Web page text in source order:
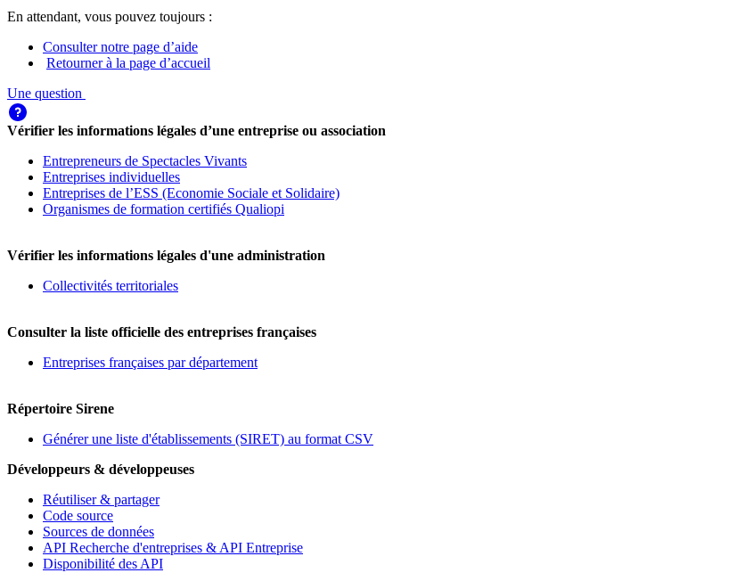
En attendant, vous pouvez toujours :
Consulter notre page d’aide
Retourner à la page d’accueil
Une question
Vérifier les informations légales d’une entreprise ou association
Entrepreneurs de Spectacles Vivants
Entreprises individuelles
Entreprises de l’ESS (Economie Sociale et Solidaire)
Organismes de formation certifiés Qualiopi
Vérifier les informations légales d'une administration
Collectivités territoriales
Consulter la liste officielle des entreprises françaises
Entreprises françaises par département
Répertoire Sirene
Générer une liste d'établissements (SIRET) au format CSV
Développeurs & développeuses
Réutiliser & partager
Code source
Sources de données
API Recherche d'entreprises & API Entreprise
Disponibilité des API